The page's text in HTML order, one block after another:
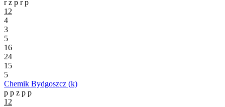
rz p rp
12
4
3
5
16
24
15
5
Chemik Bydgoszcz (k)
p p z p p
12